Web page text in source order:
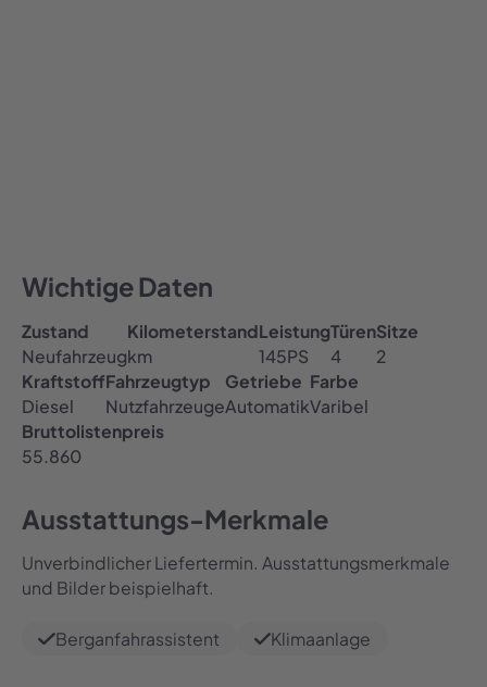
Wichtige Daten
Zustand
Neufahrzeug
Kilometerstand
km
Leistung
145PS
Türen
4
Sitze
2
Kraftstoff
Diesel
Fahrzeugtyp
Nutzfahrzeuge
Getriebe
Automatik
Farbe
Varibel
Bruttolistenpreis
55.860
Ausstattungs-Merkmale
Unverbindlicher Liefertermin. Ausstattungsmerkmale
und Bilder beispielhaft.
Berganfahrassistent Klimaanlage